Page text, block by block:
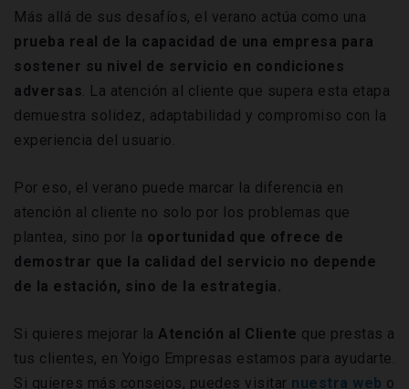
Más allá de sus desafíos, el verano actúa como una
prueba real de la capacidad de una empresa para
sostener su nivel de servicio en condiciones
adversas . La atención al cliente que supera esta etapa
demuestra solidez, adaptabilidad y compromiso con la
experiencia del usuario.
Por eso, el verano puede marcar la diferencia en
atención al cliente no solo por los problemas que
plantea, sino por la oportunidad que ofrece de
demostrar que la calidad del servicio no depende
de la estación, sino de la estrategia.
Si quieres mejorar la Atención al Cliente que prestas a
tus clientes, en Yoigo Empresas estamos para ayudarte.
Si quieres más consejos, puedes visitar nuestra web o